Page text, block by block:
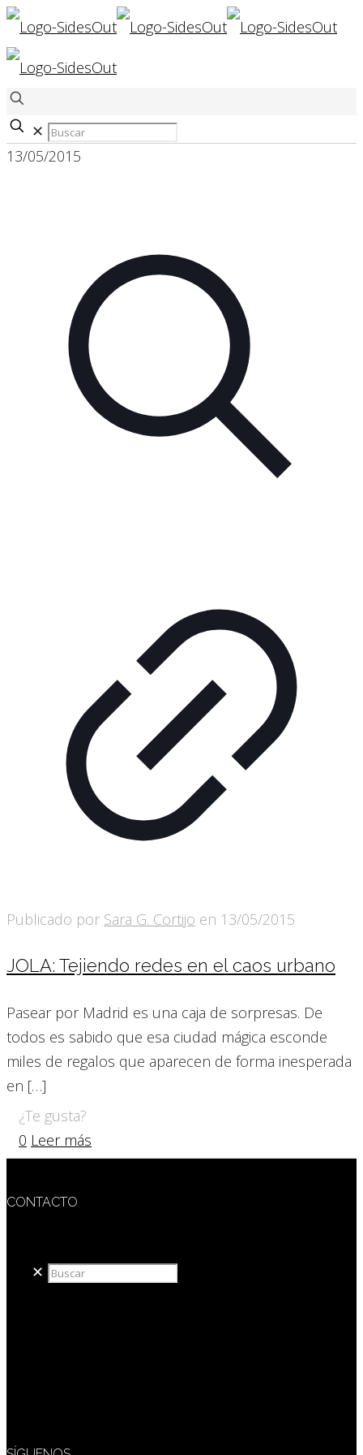
✕
13/05/2015
Publicado por Sara G. Cortijo en 13/05/2015
JOLA: Tejiendo redes en el caos urbano
Pasear por Madrid es una caja de sorpresas. De
todos es sabido que esa ciudad mágica esconde
miles de regalos que aparecen de forma inesperada
en […]
¿Te gusta?
0 Leer más
CONTACTO
✕